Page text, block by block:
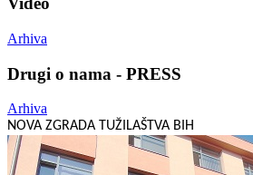
Arhiva
Drugi o nama - PRESS
Arhiva
NOVA ZGRADA TUŽILAŠTVA BIH